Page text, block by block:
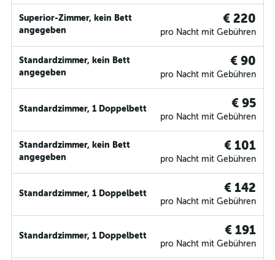
Superior-Zimmer, kein Bett
angegeben
€ 220
pro Nacht mit Gebühren
Standardzimmer, kein Bett
angegeben
€ 90
pro Nacht mit Gebühren
Standardzimmer, 1 Doppelbett € 95
pro Nacht mit Gebühren
Standardzimmer, kein Bett
angegeben
€ 101
pro Nacht mit Gebühren
Standardzimmer, 1 Doppelbett € 142
pro Nacht mit Gebühren
Standardzimmer, 1 Doppelbett € 191
pro Nacht mit Gebühren